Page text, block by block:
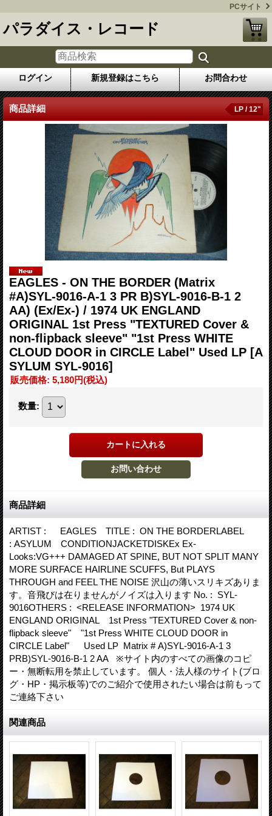
PCサイト
パラダイス・レコード
ログイン 新規登録はこちら お問合わせ
商品詳細 LP / 12"
EAGLES - ON THE BORDER (Matrix
#A)SYL-9016-A-1 3 PR B)SYL-9016-B-1 2
AA) (Ex/Ex-) / 1974 UK ENGLAND
ORIGINAL 1st Press "TEXTURED Cover &
non-flipback sleeve" "1st Press WHITE
CLOUD DOOR in CIRCLE Label" Used LP [A
SYLUM SYL-9016]
販売価格: 5,180円(税込)
数量:
商品詳細
ARTIST : EAGLES TITLE : ON THE BORDERLABEL
: ASYLUM CONDITIONJACKETDISKEx Ex-
Looks:VG+++ DAMAGED AT SPINE, BUT NOT SPLIT MANY
MORE SURFACE HAIRLINE SCUFFS, But PLAYS
THROUGH and FEEL THE NOISE 沢山の薄いスリキズありま
す。音飛びは在りませんがノイズは入ります No. : SYL-
9016OTHERS : <RELEASE INFORMATION> 1974 UK
ENGLAND ORIGINAL 1st Press "TEXTURED Cover & non-
flipback sleeve" "1st Press WHITE CLOUD DOOR in
CIRCLE Label" Used LP Matrix # A)SYL-9016-A-1 3
PRB)SYL-9016-B-1 2 AA ※サイト内のすべての画像のコピ
ー・無断転用を禁止しています。 個人・法人様のサイト(ブロ
グ・HP・掲示板等)でのご紹介で使用されたい場合は前もって
ご連絡下さい
関連商品